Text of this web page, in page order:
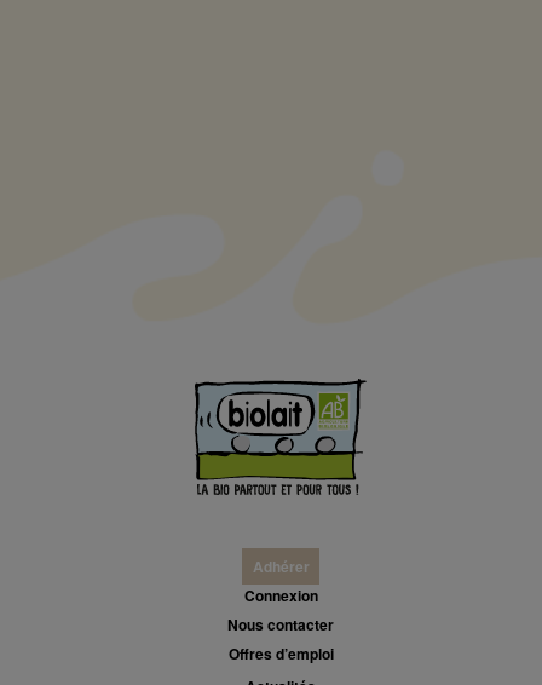
Adhérer
Connexion
Nous contacter
Offres d’emploi